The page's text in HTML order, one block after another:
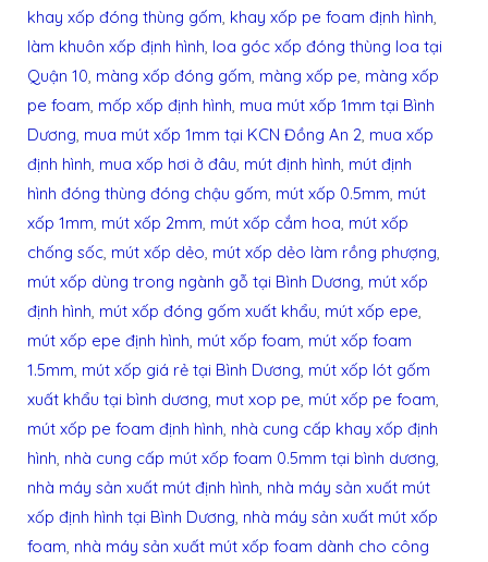
khay xốp đóng thùng gốm khay xốp pe foam định hình
làm khuôn xốp định hình loa góc xốp đóng thùng loa tại
Quận 10 màng xốp đóng gốm màng xốp pe màng xốp
pe foam mốp xốp định hình mua mút xốp 1mm tại Bình
Dương mua mút xốp 1mm tại KCN Đồng An 2 mua xốp
định hình mua xốp hơi ở đâu mút định hình mút định
hình đóng thùng đóng chậu gốm mút xốp 0.5mm mút
xốp 1mm mút xốp 2mm mút xốp cắm hoa mút xốp
chống sốc mút xốp dẻo mút xốp dẻo làm rồng phượng
mút xốp dùng trong ngành gỗ tại Bình Dương mút xốp
định hình mút xốp đóng gốm xuất khẩu mút xốp epe
mút xốp epe định hình mút xốp foam mút xốp foam
1.5mm mút xốp giá rẻ tại Bình Dương mút xốp lót gốm
xuất khẩu tại bình dương mut xop pe mút xốp pe foam
mút xốp pe foam định hình nhà cung cấp khay xốp định
hình nhà cung cấp mút xốp foam 0.5mm tại bình dương
nhà máy sản xuất mút định hình nhà máy sản xuất mút
xốp định hình tại Bình Dương nhà máy sản xuất mút xốp
foam nhà máy sản xuất mút xốp foam dành cho công